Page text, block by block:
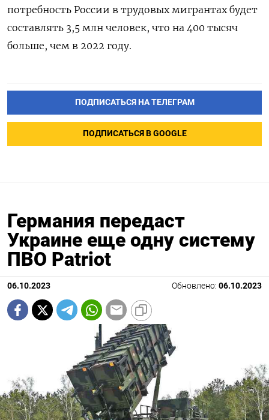
потребность России в трудовых мигрантах будет
составлять 3,5 млн человек, что на 400 тысяч
больше, чем в 2022 году.
ПОДПИСАТЬСЯ НА ТЕЛЕГРАМ
ПОДПИСАТЬСЯ В GOOGLE
Германия передаст
Украине еще одну систему
ПВО Patriot
06.10.2023 Обновлено: 06.10.2023